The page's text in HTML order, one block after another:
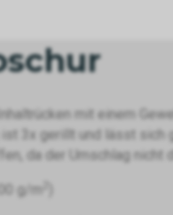
mit einem
3x gerillt und lässt sich
da der Umschlag nicht
g/m